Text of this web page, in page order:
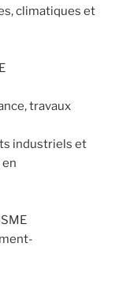
climatiques et
travaux
industriels et